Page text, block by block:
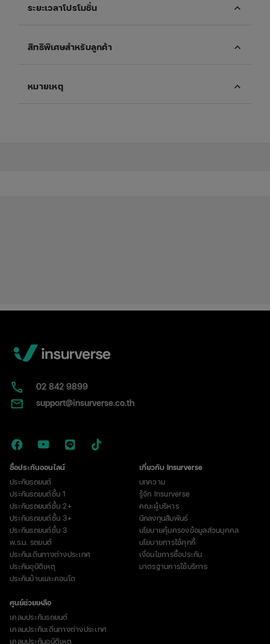
ระยะเวลาโปรโมชั่น expand_more
สิทธิพิเศษสำหรับลูกค้า expand_more
หมายเหตุ expand_more
02​ 842 9899
support@insurverse.co.th
ซื้อประกันออนไลน์
ประกันรถยนต์
ประกันรถยนต์ชั้น 1
ประกันรถยนต์ชั้น 2+
ประกันรถยนต์ชั้น 3+
ประกันรถยนต์ชั้น 3
พ.ร.บ. รถยนต์
ประกันเดินทางต่างประเทศ
ประกันอุบัติเหตุ
ประกันบ้านและคอนโด
เกี่ยวกับ Insurverse
บทความ
รู้จัก Insurverse
คณะผู้บริหาร
นักลงทุนสัมพันธ์
นโยบายคุ้มครองข้อมูลส่วนบุคคล
นโยบายการใช้คุกกี้
เงื่อนไขการซื้อประกัน
มาตรฐานการใช้บริการ
ศูนย์ช่วยเหลือ
เคลมประกันรถยนต์
เคลมประกันเดินทางต่างประเทศ
เคลมประกันอุบัติเหตุ